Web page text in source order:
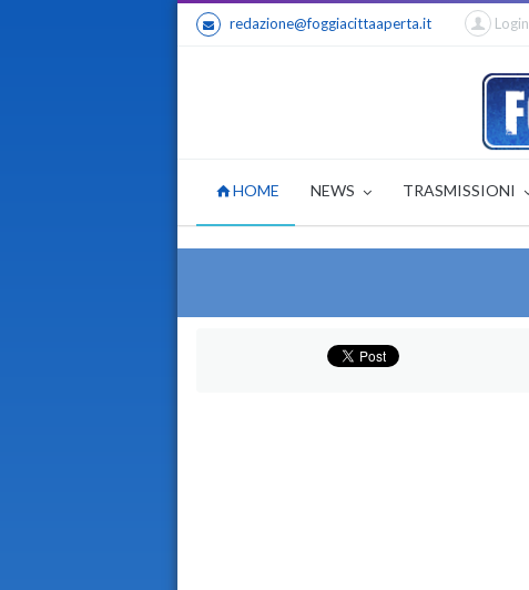
redazione@foggiacittaaperta.it Login
HOME NEWS TRASMISSIONI